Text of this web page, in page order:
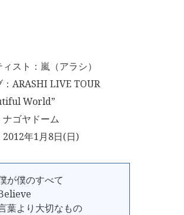
スト：嵐（アラシ）
：ARASHI LIVE TOUR
World”
ナゴヤドーム
2012年1月8日(日)
が僕のすべて
葉より大切なもの